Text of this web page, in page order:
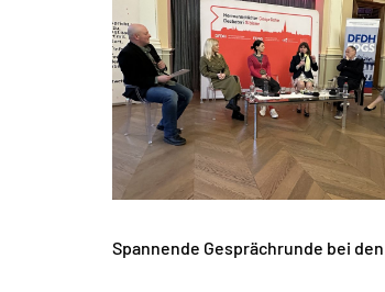
Spannende Gesprächrunde bei